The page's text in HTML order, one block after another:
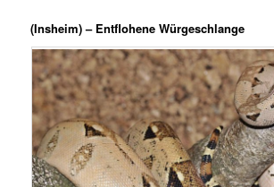
(Insheim) – Entflohene Würgeschlange